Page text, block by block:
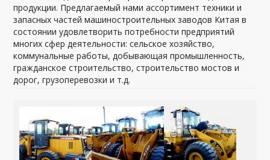
продукции. Предлагаемый нами ассортимент техники и
запасных частей машиностроительных заводов Китая в
состоянии удовлетворить потребности предприятий
многих сфер деятельности: сельское хозяйство,
коммунальные работы, добывающая промышленность,
гражданское строительство, строительство мостов и
дорог, грузоперевозки и т.д.